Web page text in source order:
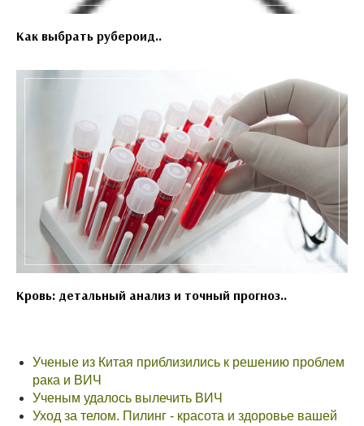
Как выбрать рубероид..
Кровь: детальный анализ и точный прогноз..
Ученые из Китая приблизились к решению проблем
рака и ВИЧ
Ученым удалось вылечить ВИЧ
Уход за телом. Пилинг - красота и здоровье вашей